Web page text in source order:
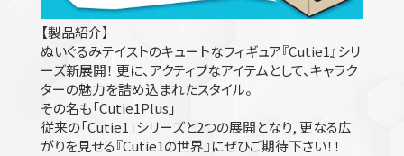
【製品紹介】
ぬいぐるみテイストのキュートなフィギュア『Cutie1』シリ
ーズ新展開！ 更に、アクティブなアイテムとして、キャラク
ターの魅力を詰め込まれたスタイル。
その名も「Cutie1Plus」
従来の「Cutie1」シリーズと2つの展開となり, 更なる広
がりを見せる『Cutie1の世界』にぜひご期待下さい！！